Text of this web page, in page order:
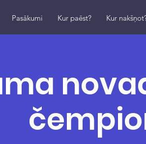
Pasākumi Kur paēst? Kur